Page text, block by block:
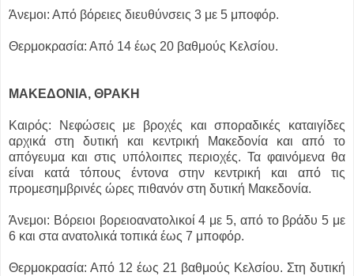
Άνεμοι: Από βόρειες διευθύνσεις 3 με 5 μποφόρ.
Θερμοκρασία: Από 14 έως 20 βαθμούς Κελσίου.
ΜΑΚΕΔΟΝΙΑ, ΘΡΑΚΗ
Καιρός: Νεφώσεις με βροχές και σποραδικές καταιγίδες
αρχικά στη δυτική και κεντρική Μακεδονία και από το
απόγευμα και στις υπόλοιπες περιοχές. Τα φαινόμενα θα
είναι κατά τόπους έντονα στην κεντρική και από τις
προμεσημβρινές ώρες πιθανόν στη δυτική Μακεδονία.
Άνεμοι: Βόρειοι βορειοανατολικοί 4 με 5, από το βράδυ 5 με
6 και στα ανατολικά τοπικά έως 7 μποφόρ.
Θερμοκρασία: Από 12 έως 21 βαθμούς Κελσίου. Στη δυτική